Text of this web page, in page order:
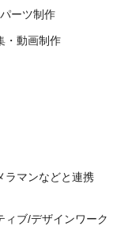
ーツ制作
・動画制作
ラマンなどと連携
ィブ/デザインワーク